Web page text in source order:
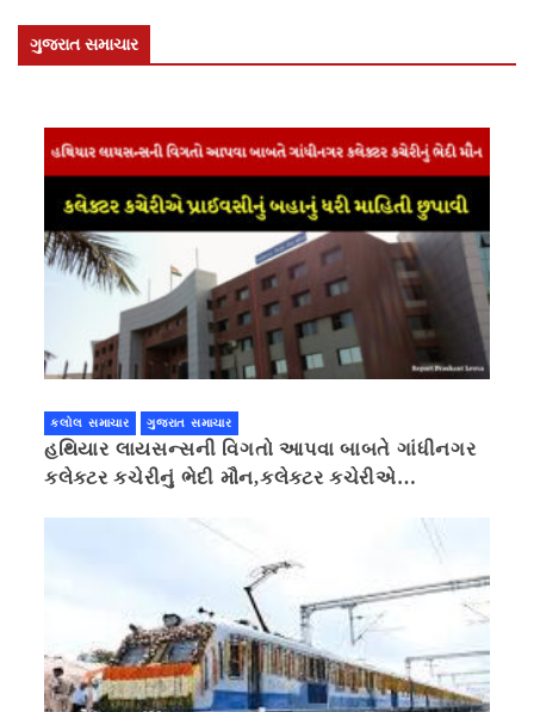
ગુજરાત સમાચાર
કલોલ સમાચાર ગુજરાત સમાચાર
હથિયાર લાયસન્સની વિગતો આપવા બાબતે ગાંધીનગર
કલેક્ટર કચેરીનું ભેદી મૌન,કલેક્ટર કચેરીએ